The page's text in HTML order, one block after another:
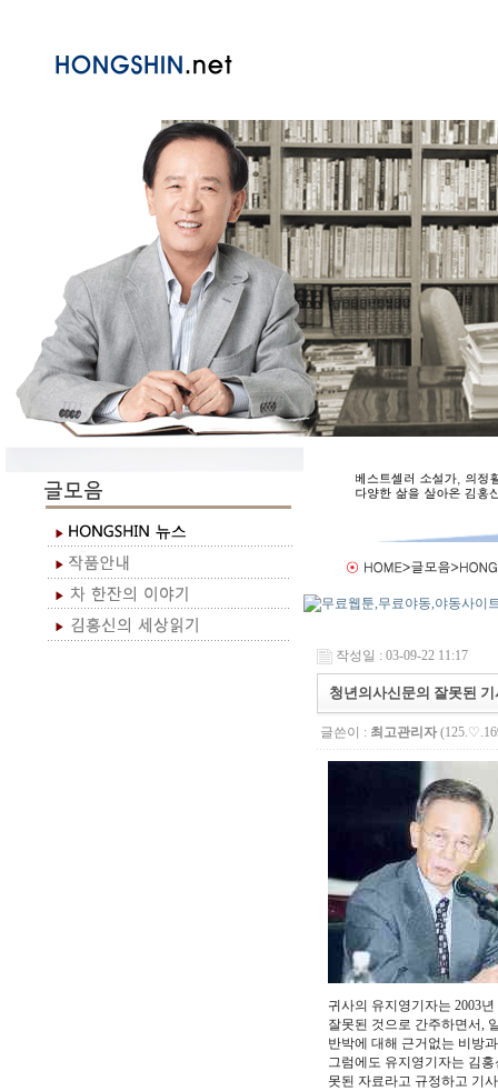
작성일 : 03-09-22 11:17
청년의사신문의 잘못된
글쓴이 : 최고관리자
귀사의 유지영기자는 2003
잘못된 것으로 간주하면서,
반박에 대해 근거없는 비방
그럼에도 유지영기자는 김
못된 자료라고 규정하고 기